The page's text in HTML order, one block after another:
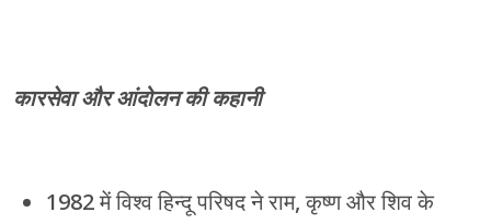
कारसेवा और आंदोलन की कहानी
1982 में विश्व हिन्दू परिषद ने राम, कृष्ण और शिव के